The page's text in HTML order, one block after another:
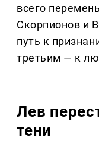
всего
Скорпионов и
путь к
третьим — к
Лев
тени